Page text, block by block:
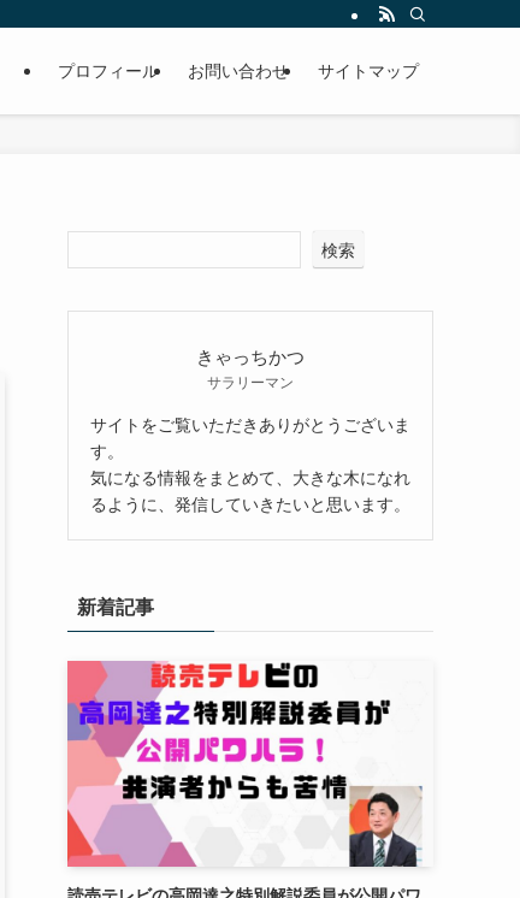
プロフィール お問い合わせ サイトマップ
検索
きゃっちかつ
サラリーマン
サイトをご覧いただきありがとうございま
す。
気になる情報をまとめて、大きな木になれ
るように、発信していきたいと思います。
新着記事